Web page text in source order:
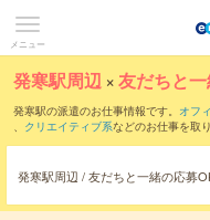
メニュー
発寒駅周辺 ×友だちと
発寒駅の派遣のお仕事情報です。 オフ
、 クリエイティブ系などのお仕事を取
発寒駅周辺 / 友だちと一緒の応募